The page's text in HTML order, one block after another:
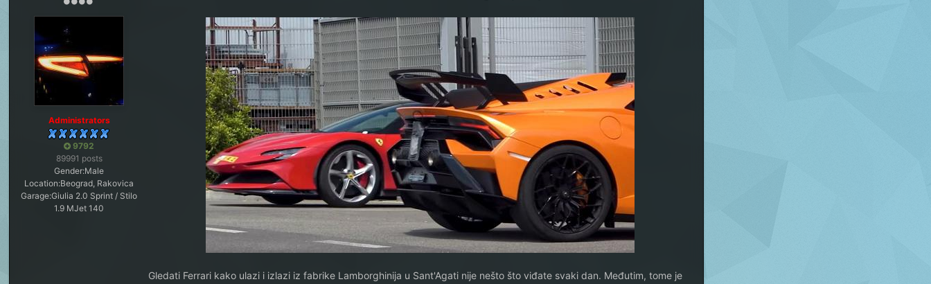
Administrators
9792
89991 posts
Gender:Male
Location:Beograd, Rakovica
Garage:Giulia 2.0 Sprint / Stilo
1.9 MJet 140
Gledati Ferrari kako ulazi i izlazi iz fabrike Lamborghinija u Sant'Agati nije nešto što viđate svaki dan. Međutim, tome je